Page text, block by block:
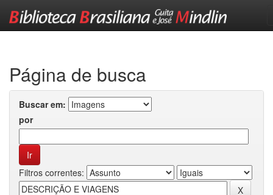
Página de busca
Buscar em:
por
Filtros correntes: